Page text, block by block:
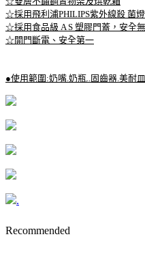
☆採用飛利浦PHILIPS紫外線殺 菌燈
☆採用食品級 A S 塑膠門蓋，安全
☆開門斷電、安全第一
●使用範圍:奶嘴.奶瓶..固齒器.美耐
.
Recommended